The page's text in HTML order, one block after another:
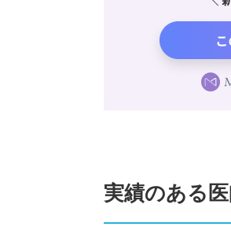
実績のある